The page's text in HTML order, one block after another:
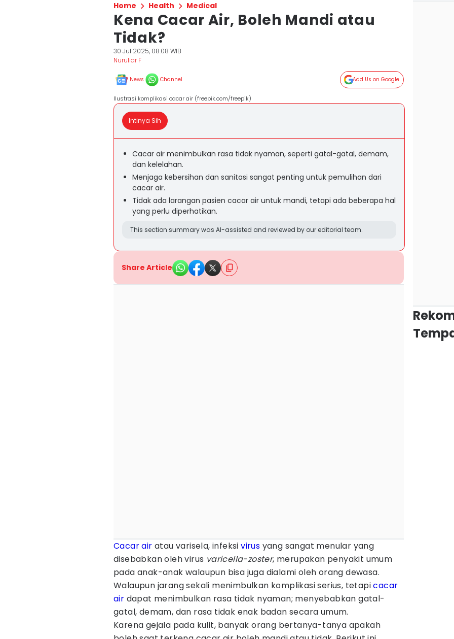
Home Health Medical
Kena Cacar Air, Boleh Mandi atau
Tidak?
30 Jul 2025, 08:08 WIB
Nuruliar F
News Channel Add Us on Google
Ilustrasi komplikasi cacar air (freepik.com/freepik)
Intinya Sih
Cacar air menimbulkan rasa tidak nyaman, seperti gatal-gatal, demam,
dan kelelahan.
Menjaga kebersihan dan sanitasi sangat penting untuk pemulihan dari
cacar air.
Tidak ada larangan pasien cacar air untuk mandi, tetapi ada beberapa hal
yang perlu diperhatikan.
This section summary was AI-assisted and reviewed by our editorial team.
Share Article
Cacar air atau varisela, infeksivirus yang sangat menular yang
disebabkan oleh virus varicella-zoster, merupakan penyakit umum
pada anak-anak walaupun bisa juga dialami oleh orang dewasa.
Walaupun jarang sekali menimbulkan komplikasi serius, tetapicacar
air dapat menimbulkan rasa tidak nyaman; menyebabkan gatal-
gatal, demam, dan rasa tidak enak badan secara umum.
Karena gejala pada kulit, banyak orang bertanya-tanya apakah